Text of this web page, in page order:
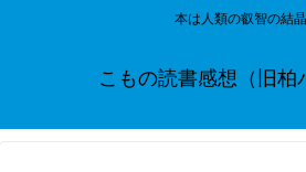
本は人類の叡智の結
こもの読書感想（旧柏